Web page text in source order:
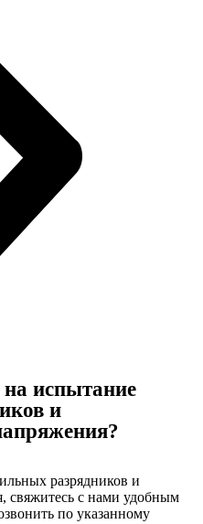
на испытание
и
разрядников и
свяжитесь с нами удобным
по указанному